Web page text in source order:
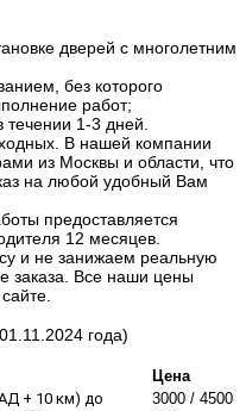
дверей с многолетним
без которого
работ;
течении 1-3 дней.
В нашей компании
из Москвы и области, что
на любой удобный Вам
предоставляется
12 месяцев.
и не занижаем реальную
заказа. Все наши цены
года)
Цена
+ 10 км) до
3000 / 4500